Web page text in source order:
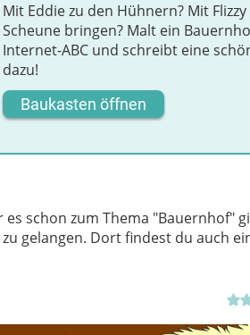
Mit Eddie zu den Hühnern? Mit
Scheune bringen? Malt ein
Internet-ABC und schreibt eine
dazu!
Baukasten öffnen
schon zum Thema "Bauernhof"
gelangen. Dort findest du auch